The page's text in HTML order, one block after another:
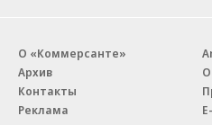
О «Коммерсанте»
Архив
Контакты
Реклама